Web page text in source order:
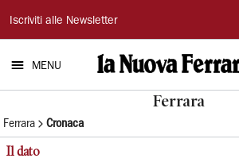
La
Nuova
Ferrara
Iscriviti alle Newsletter
MENU
Ferrara
Ferrara Cronaca
Il dato